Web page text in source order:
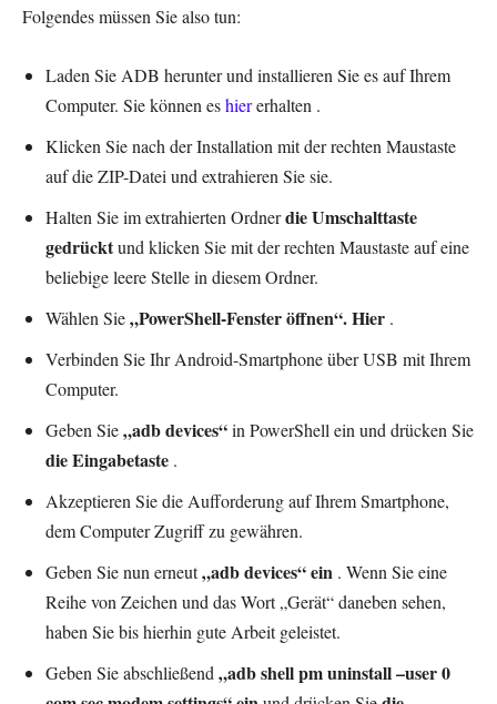
Folgendes müssen Sie also tun:
Laden Sie ADB herunter und installieren Sie es auf Ihrem
Computer. Sie können eshiererhalten .
Klicken Sie nach der Installation mit der rechten Maustaste
auf die ZIP-Datei und extrahieren Sie sie.
Halten Sie im extrahierten Ordnerdie Umschalttaste
gedrücktund klicken Sie mit der rechten Maustaste auf eine
beliebige leere Stelle in diesem Ordner.
Wählen Sie„PowerShell-Fenster öffnen“.Hier .
Verbinden Sie Ihr Android-Smartphone über USB mit Ihrem
Computer.
Geben Sie„adb devices“in PowerShell ein und drücken Sie
die Eingabetaste .
Akzeptieren Sie die Aufforderung auf Ihrem Smartphone,
dem Computer Zugriff zu gewähren.
Geben Sie nun erneut„adb devices“ ein . Wenn Sie eine
Reihe von Zeichen und das Wort „Gerät“ daneben sehen,
haben Sie bis hierhin gute Arbeit geleistet.
Geben Sie abschließend„adb shell pm uninstall –user 0